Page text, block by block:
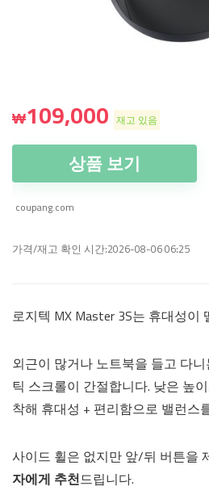
₩109,000 재고 있음
상품 보기
coupang.com
가격/재고 확인 시간:2026-08-06 06:25
로지텍 MX Master 3S는 휴대성이
외근이 많거나 노트북을 들고 다
틱 스크롤이 간절합니다. 낮은 높
착해 휴대성 + 편리함으로 밸런스
사이드 휠은 없지만 앞/뒤 버튼을
자에게 추천드립니다.